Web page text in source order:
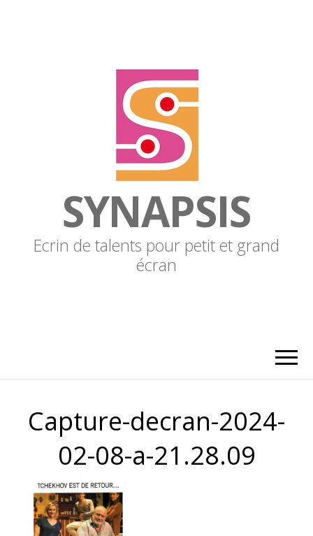
SYNAPSIS
Ecrin de talents pour petit et grand
écran
Capture-decran-2024-
02-08-a-21.28.09